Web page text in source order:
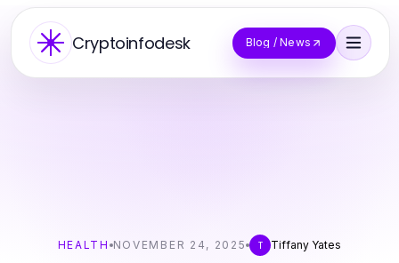
Cryptoinfodesk Blog / News
HEALTH NOVEMBER 24, 2025 T Tiffany Yates